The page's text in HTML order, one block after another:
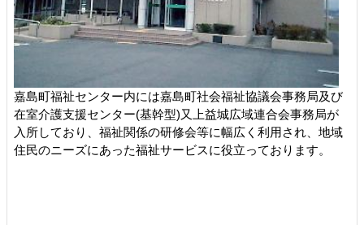
嘉島町福祉センター内には嘉島町社会福祉協議会事務局及び
在室介護支援センター(基幹型)又上益城広域連合会事務局が
入所しており、福祉関係の研修会等に幅広く利用され、地域
住民のニーズにあった福祉サービスに役立っております。